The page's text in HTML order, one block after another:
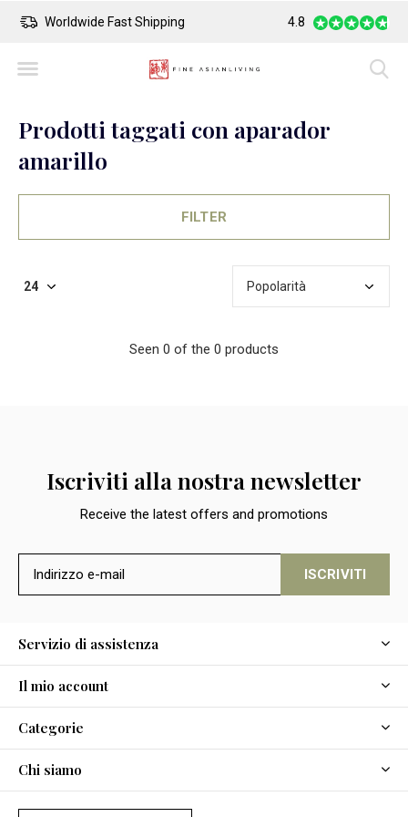
Worldwide Fast Shipping Safe Payment
4.8
Prodotti taggati con aparador
amarillo
FILTER
Seen 0 of the 0 products
Iscriviti alla nostra newsletter
Receive the latest offers and promotions
ISCRIVITI
Servizio di assistenza
Il mio account
Categorie
Chi siamo